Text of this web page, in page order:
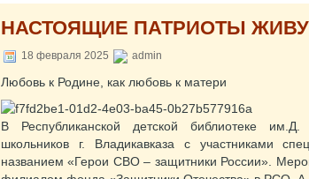
Правила пользования
Структура
Режим работы
Контакты
Услуги
Документы
Отдел периодики
«Познавательная
Читальный зал
«Искусство»
Информационно-
компьютерный отдел
НАСТОЯЩИЕ ПАТРИОТЫ
18 февраля 2025 admin
Любовь к Родине, как любовь к матери
В Республиканской детской библиотеке
школьников г. Владикавказа с участниками
названием «Герои СВО – защитники России».